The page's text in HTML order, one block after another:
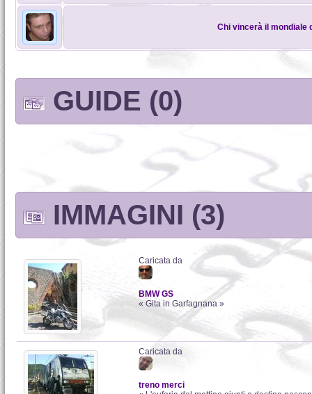
Chi vincerà il mondiale
GUIDE (0)
IMMAGINI (3)
Caricata da
BMW GS
« Gita in Garfagnana »
Caricata da
treno merci